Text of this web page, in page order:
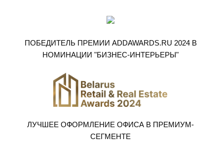
ПОБЕДИТЕЛЬ ПРЕМИИ ADDAWARDS.RU 2024 В
НОМИНАЦИИ "БИЗНЕС-ИНТЕРЬЕРЫ"
ЛУЧШЕЕ ОФОРМЛЕНИЕ ОФИСА В ПРЕМИУМ-
СЕГМЕНТЕ